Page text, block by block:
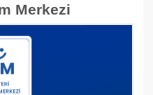
Merkezi